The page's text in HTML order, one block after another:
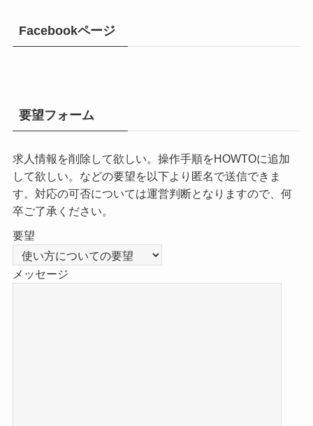
Facebookページ
要望フォーム
求人情報を削除して欲しい。操作手順をHOWTOに追加
して欲しい。などの要望を以下より匿名で送信できま
す。対応の可否については運営判断となりますので、何
卒ご了承ください。
要望
メッセージ